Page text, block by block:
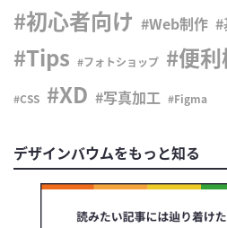
初心者向け
Web制作
Tips フォトショップ 便
CSS XD 写真加工 Figma
デザインバウムをもっと知る